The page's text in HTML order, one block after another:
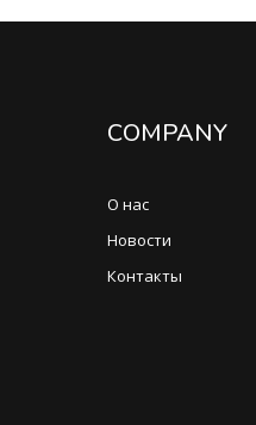
COMPANY
О нас
Новости
Контакты